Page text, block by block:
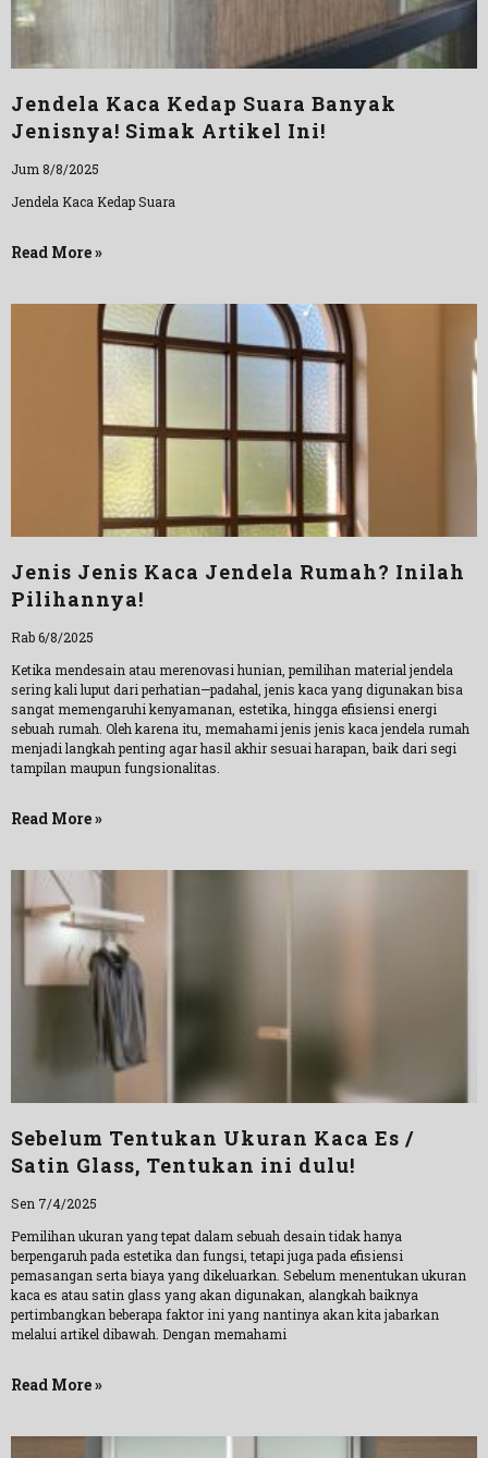
Jendela Kaca Kedap Suara Banyak
Jenisnya! Simak Artikel Ini!
Jum 8/8/2025
Jendela Kaca Kedap Suara
Read More »
Jenis Jenis Kaca Jendela Rumah? Inilah
Pilihannya!
Rab 6/8/2025
Ketika mendesain atau merenovasi hunian, pemilihan material jendela
sering kali luput dari perhatian—padahal, jenis kaca yang digunakan bisa
sangat memengaruhi kenyamanan, estetika, hingga efisiensi energi
sebuah rumah. Oleh karena itu, memahami jenis jenis kaca jendela rumah
menjadi langkah penting agar hasil akhir sesuai harapan, baik dari segi
tampilan maupun fungsionalitas.
Read More »
Sebelum Tentukan Ukuran Kaca Es /
Satin Glass, Tentukan ini dulu!
Sen 7/4/2025
Pemilihan ukuran yang tepat dalam sebuah desain tidak hanya
berpengaruh pada estetika dan fungsi, tetapi juga pada efisiensi
pemasangan serta biaya yang dikeluarkan. Sebelum menentukan ukuran
kaca es atau satin glass yang akan digunakan, alangkah baiknya
pertimbangkan beberapa faktor ini yang nantinya akan kita jabarkan
melalui artikel dibawah. Dengan memahami
Read More »